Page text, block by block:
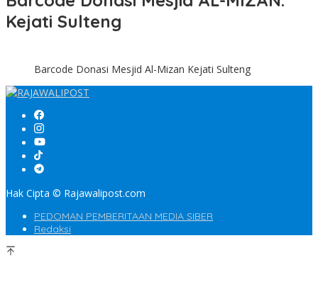
Kejati Sulteng
Barcode Donasi Mesjid Al-Mizan Kejati Sulteng
Hak Cipta © Rajawalipost.com
PEDOMAN PEMBERITAAN MEDIA SIBER
Redaksi